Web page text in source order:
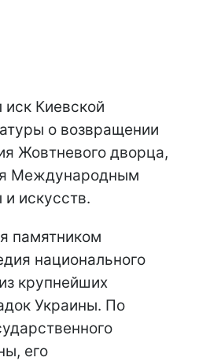
Киевской
о возвращении
Жовтневого дворца,
Международным
искусств.
памятником
национального
крупнейших
Украины. По
его